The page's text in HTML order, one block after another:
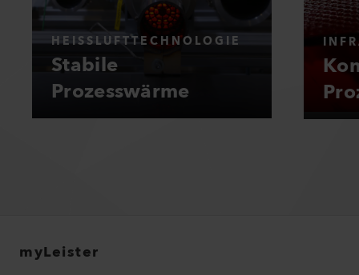
HEISSLUFTTECHNOLOGIE
Stabile
Prozesswärme
myLeister